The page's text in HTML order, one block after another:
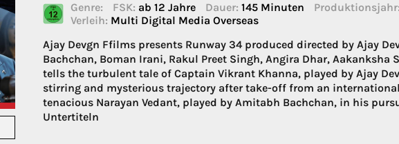
Genre: FSK: ab 12 Jahre Dauer: 145 Minuten Produktionsjahr:
Verleih: Multi Digital Media Overseas
Ajay Devgn Ffilms presents Runway 34 produced directed by Ajay
Bachchan, Boman Irani, Rakul Preet Singh, Angira Dhar, Aakanksha
tells the turbulent tale of Captain Vikrant Khanna, played by Ajay
stirring and mysterious trajectory after take-off from an
tenacious Narayan Vedant, played by Amitabh Bachchan, in his
Untertiteln